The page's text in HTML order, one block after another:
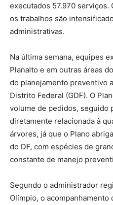
executados 57.970 serviços.
os trabalhos são
administrativas.
Na última semana, equipes
Planalto e em outras áreas
do planejamento preventivo
Distrito Federal (GDF). O
volume de pedidos, seguido
diretamente relacionada à
árvores, já que o Plano
do DF, com espécies de
constante de manejo
Segundo o administrador
Olímpio, o